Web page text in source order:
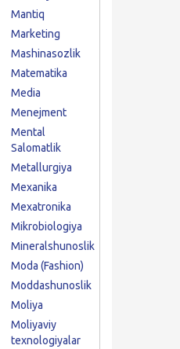
Mantiq
Marketing
Mashinasozlik
Matematika
Media
Menejment
Mental
Salomatlik
Metallurgiya
Mexanika
Mexatronika
Mikrobiologiya
Mineralshunoslik
Moda (Fashion)
Moddashunoslik
Moliya
Moliyaviy
texnologiyalar